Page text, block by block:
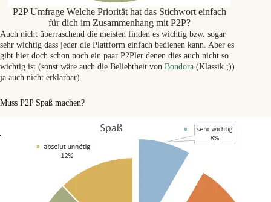
P2P Umfrage Welche Priorität hat das Stichwort einfach
für dich im Zusammenhang mit P2P?
Auch nicht überraschend die meisten finden es wichtig bzw. sogar
sehr wichtig dass jeder die Plattform einfach bedienen kann. Aber es
gibt hier doch schon noch ein paar P2Pler denen dies auch nicht so
wichtig ist (sonst wäre auch die Beliebtheit von Bondora (Klassik ;))
ja auch nicht erklärbar).
Muss P2P Spaß machen?